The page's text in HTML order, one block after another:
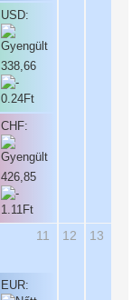
USD:
338,66
CHF:
426,85
11
EUR:
12 13